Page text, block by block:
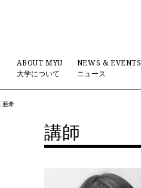
ABOUT MYU
大学について
NEWS & EVENTS
ニュース
亜希
講師